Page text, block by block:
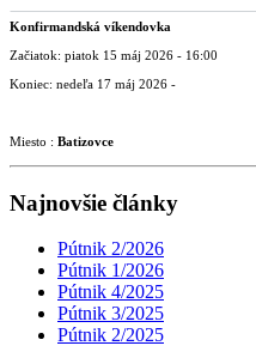
Konfirmandská víkendovka
Začiatok: piatok 15 máj 2026 - 16:00
Koniec: nedeľa 17 máj 2026 -
Miesto : Batizovce
Najnovšie články
Pútnik 2/2026
Pútnik 1/2026
Pútnik 4/2025
Pútnik 3/2025
Pútnik 2/2025